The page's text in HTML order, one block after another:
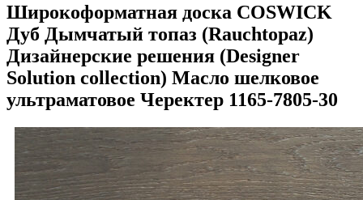
Широкоформатная доска COSWICK
Дуб Дымчатый топаз (Rauchtopaz)
Дизайнерские решения (Designer
Solution collection) Масло шелковое
ультраматовое Черектер 1165-7805-30